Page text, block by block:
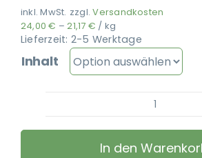
inkl. MwSt. zzgl.Versandkosten
24,00€ –21,17 € / kg
Lieferzeit: 2-5 Werktage
Inhalt
–
Amara
In den